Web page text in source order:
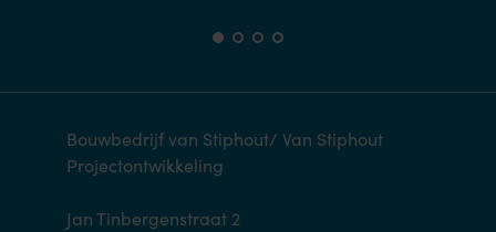
Bouwbedrijf van Stiphout/ Van Stiphout
Projectontwikkeling
Jan Tinbergenstraat 2